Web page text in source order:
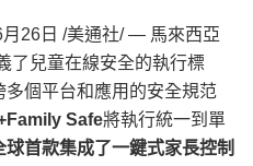
26日 /美通社/ — 馬來西亞
了兒童在線安全的執行標
個平台和應用的安全規范
Safe將執行統一到單
球首款集成了一鍵式家長控制